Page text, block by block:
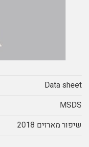
Data sheet
MSDS
שיפור מארזים 2018